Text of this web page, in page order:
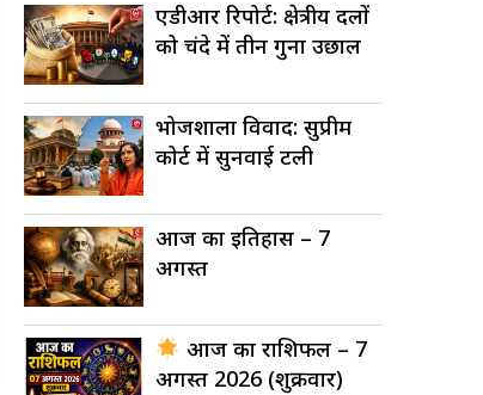
एडीआर रिपोर्ट: क्षेत्रीय दलों
को चंदे में तीन गुना उछाल
भोजशाला विवाद: सुप्रीम
कोर्ट में सुनवाई टली
आज का इतिहास – 7
अगस्त
आज का राशिफल – 7
अगस्त 2026 (शुक्रवार)